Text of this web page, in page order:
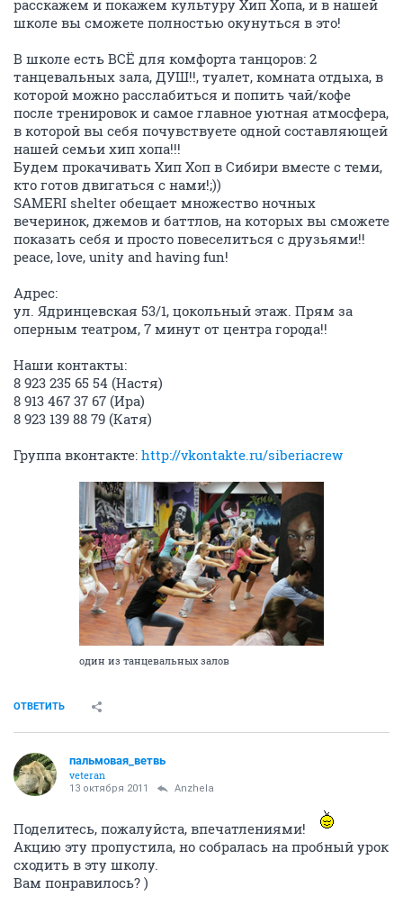
расскажем и покажем культуру Хип Хопа, и в нашей
школе вы сможете полностью окунуться в это!
В школе есть ВСЁ для комфорта танцоров: 2
танцевальных зала, ДУШ!!, туалет, комната отдыха, в
которой можно расслабиться и попить чай/кофе
после тренировок и самое главное уютная атмосфера,
в которой вы себя почувствуете одной составляющей
нашей семьи хип хопа!!!
Будем прокачивать Хип Хоп в Сибири вместе с теми,
кто готов двигаться с нами!;))
SAMERI shelter обещает множество ночных
вечеринок, джемов и баттлов, на которых вы сможете
показать себя и просто повеселиться с друзьями!!
peace, love, unity and having fun!
Адрес:
ул. Ядринцевская 53/1, цокольный этаж. Прям за
оперным театром, 7 минут от центра города!!
Наши контакты:
8 923 235 65 54 (Настя)
8 913 467 37 67 (Ира)
8 923 139 88 79 (Катя)
Группа вконтакте: http://vkontakte.ru/siberiacrew
один из танцевальных залов
ОТВЕТИТЬ
пальмовая_ветвь
veteran
13 октября 2011 Anzhela
Поделитесь, пожалуйста, впечатлениями!
Акцию эту пропустила, но собралась на пробный урок
сходить в эту школу.
Вам понравилось? )